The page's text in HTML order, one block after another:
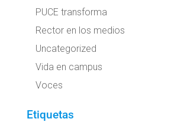
PUCE transforma
Rector en los medios
Uncategorized
Vida en campus
Voces
Etiquetas